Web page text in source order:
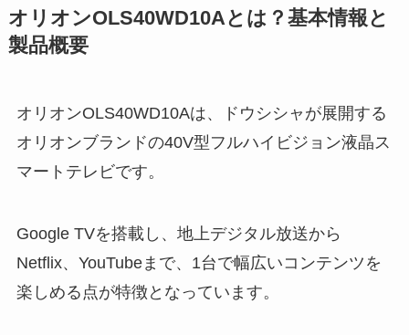
オリオンOLS40WD10Aとは？基本情報と
製品概要
オリオンOLS40WD10Aは、ドウシシャが展開する
オリオンブランドの40V型フルハイビジョン液晶ス
マートテレビです。
Google TVを搭載し、地上デジタル放送から
Netflix、YouTubeまで、1台で幅広いコンテンツを
楽しめる点が特徴となっています。